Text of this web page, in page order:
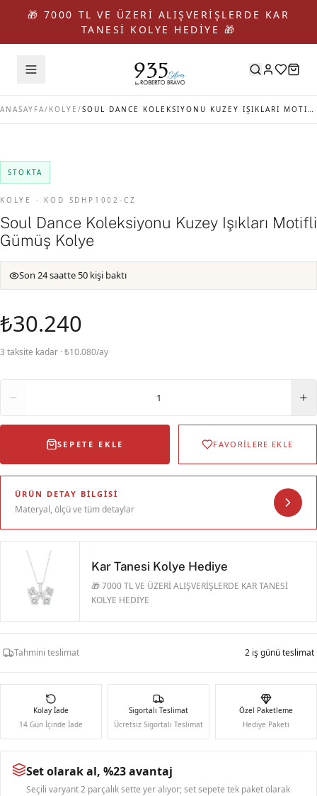
🎁 7000 TL VE ÜZERİ ALIŞVERİŞLERDE KAR
TANESİ KOLYE HEDİYE 🎁
ANASAYFA/ KOLYE / SOUL DANCE KOLEKSIYONU KUZEY IŞIKLARI MOTIFLI GÜMÜŞ KOLYE
STOKTA
KOLYE · KOD SDHP1002-CZ
Soul Dance Koleksiyonu Kuzey Işıkları Motifli
Gümüş Kolye
Son 24 saatte 50 kişi baktı
₺30.240
3 taksite kadar · ₺10.080/ay
1
SEPETE EKLE FAVORİLERE EKLE
ÜRÜN DETAY BILGISI
Materyal, ölçü ve tüm detaylar
Kar Tanesi Kolye Hediye
🎁 7000 TL VE ÜZERİ ALIŞVERİŞLERDE KAR TANESİ
KOLYE HEDİYE
Tahmini teslimat 2 iş günü teslimat
Kolay İade
14 Gün İçinde İade
Sigortalı Teslimat
Ücretsiz Sigortalı Teslimat
Özel Paketleme
Hediye Paketi
Set olarak al, %23 avantaj
Seçili varyant 2 parçalık sette yer alıyor; set sepete tek paket olarak